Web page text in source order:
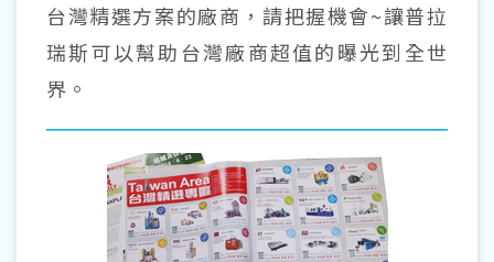
台灣精選方案的廠商，請把握機會~讓普拉
瑞斯可以幫助台灣廠商超值的曝光到全世
界。